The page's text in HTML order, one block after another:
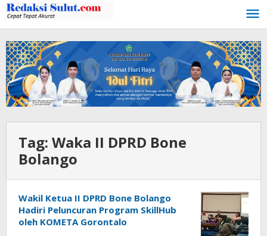
Lewati
ke
konten
Tag: Waka II DPRD Bone
Bolango
Wakil Ketua II DPRD Bone Bolango
Hadiri Peluncuran Program SkillHub
oleh KOMETA Gorontalo